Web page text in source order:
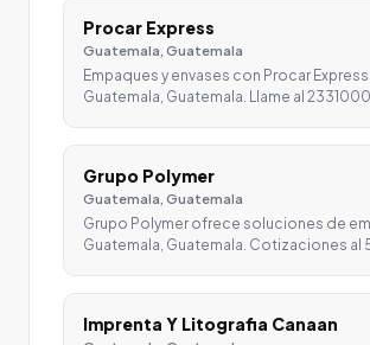
Procar Express
Guatemala, Guatemala
Empaques y envases con Procar Express
Guatemala, Guatemala. Llame al
Grupo Polymer
Guatemala, Guatemala
Grupo Polymer ofrece soluciones de
Guatemala, Guatemala. Cotizaciones al
Imprenta Y Litografia Canaan